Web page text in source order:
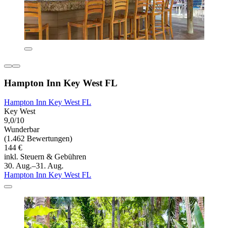
Hampton Inn Key West FL
Hampton Inn Key West FL
Key West
9,0/10
Wunderbar
(1.462 Bewertungen)
144 €
inkl. Steuern & Gebühren
30. Aug.–31. Aug.
Hampton Inn Key West FL